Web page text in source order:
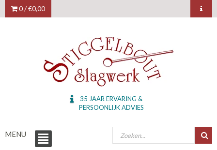
0 /€0,00
35 JAAR ERVARING &
PERSOONLIJK ADVIES
MENU